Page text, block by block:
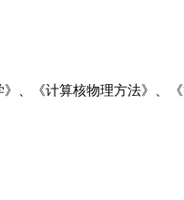
、《计算核物理方法》、